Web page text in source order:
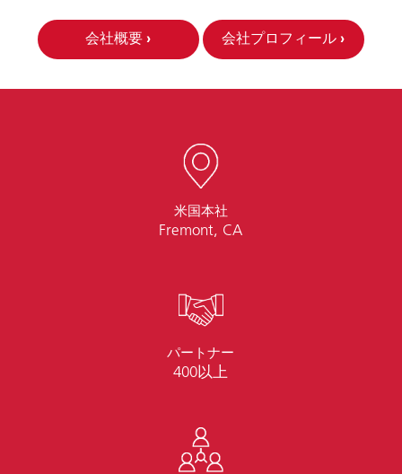
会社概要 › 会社プロフィール ›
米国本社
Fremont, CA
パートナー
400以上